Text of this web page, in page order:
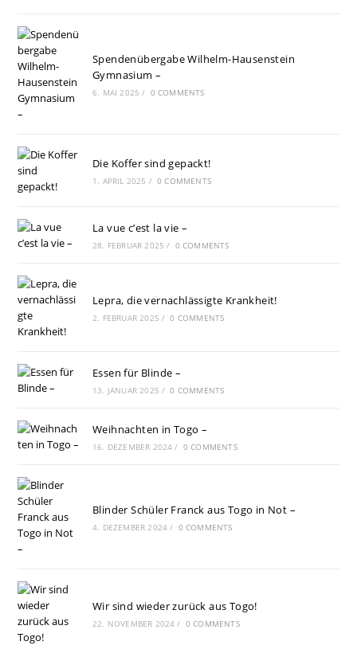
Spendenübergabe Wilhelm-Hausenstein
Gymnasium –
6. MAI 2025 / 0 COMMENTS
Die Koffer sind gepackt!
1. APRIL 2025 / 0 COMMENTS
La vue c’est la vie –
28. FEBRUAR 2025 / 0 COMMENTS
Lepra, die vernachlässigte Krankheit!
2. FEBRUAR 2025 / 0 COMMENTS
Essen für Blinde –
13. JANUAR 2025 / 0 COMMENTS
Weihnachten in Togo –
16. DEZEMBER 2024 / 0 COMMENTS
Blinder Schüler Franck aus Togo in Not –
4. DEZEMBER 2024 / 0 COMMENTS
Wir sind wieder zurück aus Togo!
22. NOVEMBER 2024 / 0 COMMENTS